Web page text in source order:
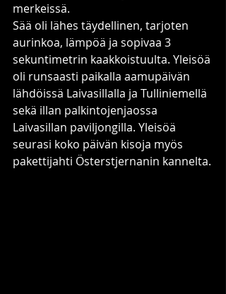
merkeissä.
Sää oli lähes täydellinen, tarjoten
aurinkoa, lämpöä ja sopivaa 3
sekuntimetrin kaakkoistuulta. Yleisöä
oli runsaasti paikalla aamupäivän
lähdöissä Laivasillalla ja Tulliniemellä
sekä illan palkintojenjaossa
Laivasillan paviljongilla. Yleisöä
seurasi koko päivän kisoja myös
pakettijahti Österstjernanin kannelta.